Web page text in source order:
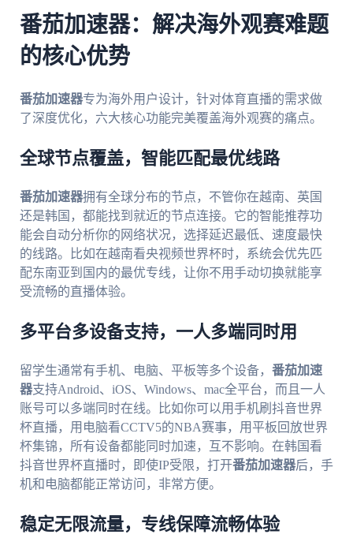
番茄加速器：解决海外观赛难题
的核心优势
番茄加速器专为海外用户设计，针对体育直播的需求做
了深度优化，六大核心功能完美覆盖海外观赛的痛点。
全球节点覆盖，智能匹配最优线路
番茄加速器拥有全球分布的节点，不管你在越南、英国
还是韩国，都能找到就近的节点连接。它的智能推荐功
能会自动分析你的网络状况，选择延迟最低、速度最快
的线路。比如在越南看央视频世界杯时，系统会优先匹
配东南亚到国内的最优专线，让你不用手动切换就能享
受流畅的直播体验。
多平台多设备支持，一人多端同时用
留学生通常有手机、电脑、平板等多个设备， 番茄加速
器支持Android、iOS、Windows、mac全平台，而且一人
账号可以多端同时在线。比如你可以用手机刷抖音世界
杯直播，用电脑看CCTV5的NBA赛事，用平板回放世界
杯集锦，所有设备都能同时加速，互不影响。在韩国看
抖音世界杯直播时，即使IP受限，打开番茄加速器后，手
机和电脑都能正常访问，非常方便。
稳定无限流量，专线保障流畅体验